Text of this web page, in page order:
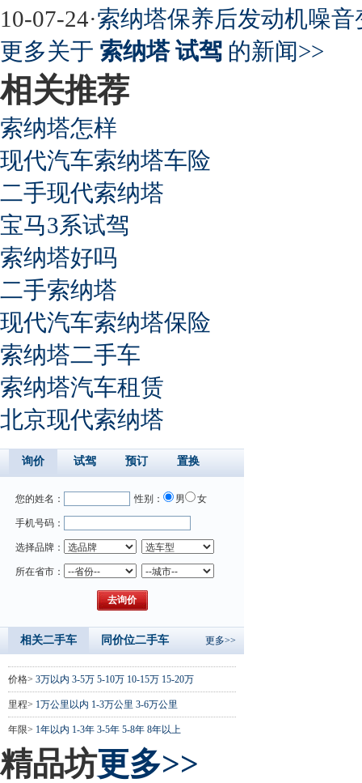
10-07-24·索纳塔保养后发动机噪
更多关于 索纳塔 试驾 的新闻>>
相关推荐
索纳塔怎样
现代汽车索纳塔车险
二手现代索纳塔
宝马3系试驾
索纳塔好吗
二手索纳塔
现代汽车索纳塔保险
索纳塔二手车
索纳塔汽车租赁
北京现代索纳塔
询价 试驾 预订 置换
您的姓名： 性别： 男 女
手机号码：
选择品牌：
所在省市：
相关二手车 同价位二手车 更多>>
价格> 3万以内 3-5万 5-10万 10-15万 15-20万
里程> 1万公里以内 1-3万公里 3-6万公里
年限> 1年以内 1-3年 3-5年 5-8年 8年以上
精品坊更多>>